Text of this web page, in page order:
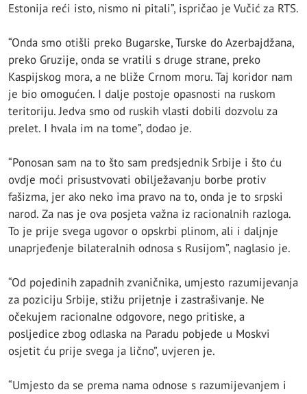
Estonija reći isto, nismo ni pitali”, ispričao je Vučić za RTS.
“Onda smo otišli preko Bugarske, Turske do Azerbajdžana,
preko Gruzije, onda se vratili s druge strane, preko
Kaspijskog mora, a ne bliže Crnom moru. Taj koridor nam
je bio omogućen. I dalje postoje opasnosti na ruskom
teritoriju. Jedva smo od ruskih vlasti dobili dozvolu za
prelet. I hvala im na tome”, dodao je.
“Ponosan sam na to što sam predsjednik Srbije i što ću
ovdje moći prisustvovati obilježavanju borbe protiv
fašizma, jer ako neko ima pravo na to, onda je to srpski
narod. Za nas je ova posjeta važna iz racionalnih razloga.
To je prije svega ugovor o opskrbi plinom, ali i daljnje
unaprjeđenje bilateralnih odnosa s Rusijom”, naglasio je.
“Od pojedinih zapadnih zvaničnika, umjesto razumijevanja
za poziciju Srbije, stižu prijetnje i zastrašivanje. Ne
očekujem racionalne odgovore, nego pritiske, a
posljedice zbog odlaska na Paradu pobjede u Moskvi
osjetit ću prije svega ja lično”, uvjeren je.
“Umjesto da se prema nama odnose s razumijevanjem i